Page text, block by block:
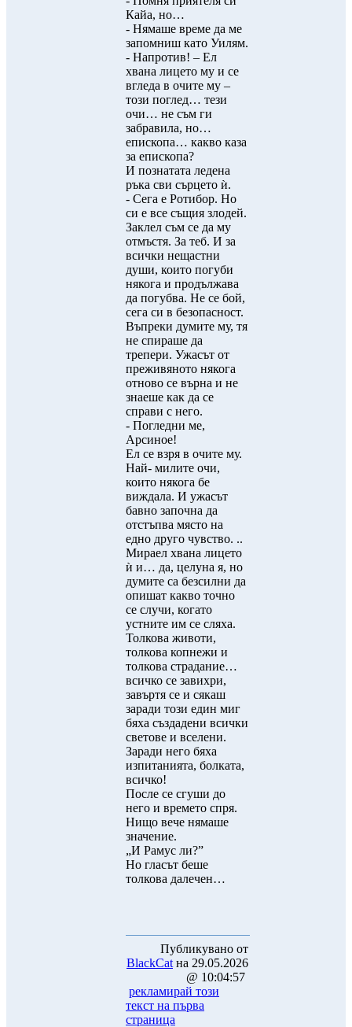
Кайа, но…
- Нямаше време да ме
запомниш като Уилям.
- Напротив! – Ел
хвана лицето му и се
вгледа в очите му –
този поглед… тези
очи… не съм ги
забравила, но…
епископа… какво каза
за епископа?
И познатата ледена
ръка сви сърцето ѝ.
- Сега е Ротибор. Но
си е все същия злодей.
Заклел съм се да му
отмъстя. За теб. И за
всички нещастни
души, които погуби
някога и продължава
да погубва. Не се бой,
сега си в безопасност.
Въпреки думите му, тя
не спираше да
трепери. Ужасът от
преживяното някога
отново се върна и не
знаеше как да се
справи с него.
- Погледни ме,
Арсиное!
Ел се взря в очите му.
Най- милите очи,
които някога бе
виждала. И ужасът
бавно започна да
отстъпва място на
едно друго чувство. ..
Мираел хвана лицето
ѝ и… да, целуна я, но
думите са безсилни да
опишат какво точно
се случи, когато
устните им се сляха.
Толкова животи,
толкова копнежи и
толкова страдание…
всичко се завихри,
завъртя се и сякаш
заради този един миг
бяха създадени всички
светове и вселени.
Заради него бяха
изпитанията, болката,
всичко!
После се сгуши до
него и времето спря.
Нищо вече нямаше
значение.
„И Рамус ли?”
Но гласът беше
толкова далечен…
Публикувано от
BlackCat на 29.05.2026
@ 10:04:57
рекламирай този
текст на първа
страница